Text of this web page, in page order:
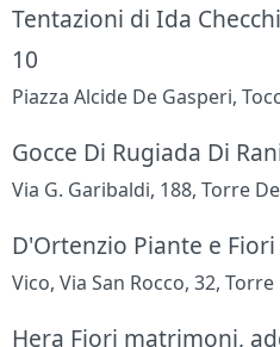
Tentazioni di Ida
10
Piazza Alcide De Gasperi,
Gocce Di Rugiada Di
Via G. Garibaldi, 188, Torre
D'Ortenzio Piante e Fiori
Vico, Via San Rocco, 32,
Hera Fiori matrimoni,